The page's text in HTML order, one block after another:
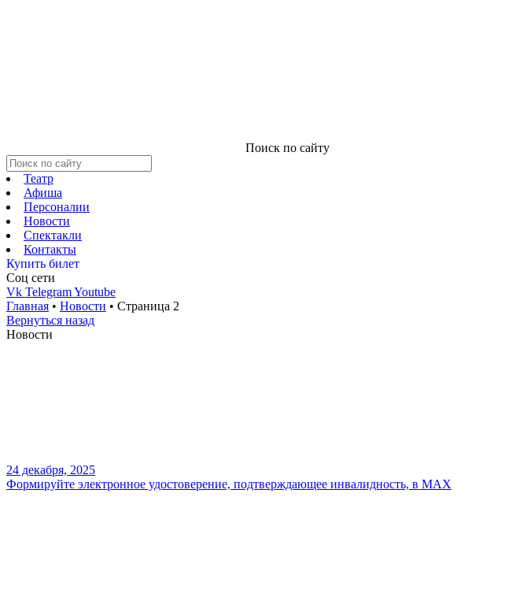
Поиск по сайту
Театр
Афиша
Персоналии
Новости
Спектакли
Контакты
Купить билет
Соц cети
Vk TelegramYoutube
Главная • Новости • Страница 2
Вернуться назад
Новости
24 декабря, 2025
Формируйте электронное удостоверение, подтверждающее инвалидность, в МАХ